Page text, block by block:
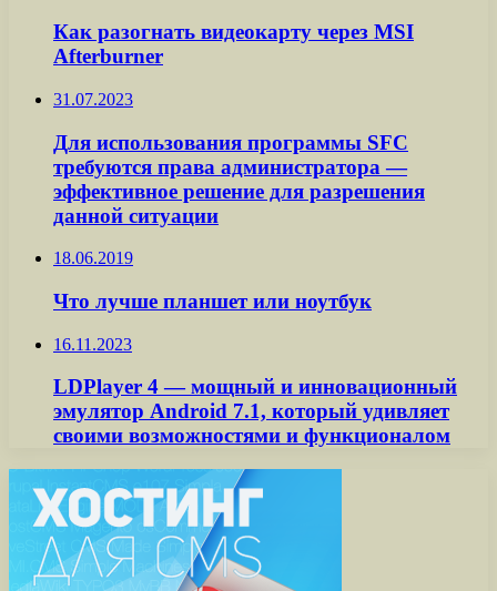
Как разогнать видеокарту через MSI
Afterburner
31.07.2023
Для использования программы SFC
требуются права администратора —
эффективное решение для разрешения
данной ситуации
18.06.2019
Что лучше планшет или ноутбук
16.11.2023
LDPlayer 4 — мощный и инновационный
эмулятор Android 7.1, который удивляет
своими возможностями и функционалом